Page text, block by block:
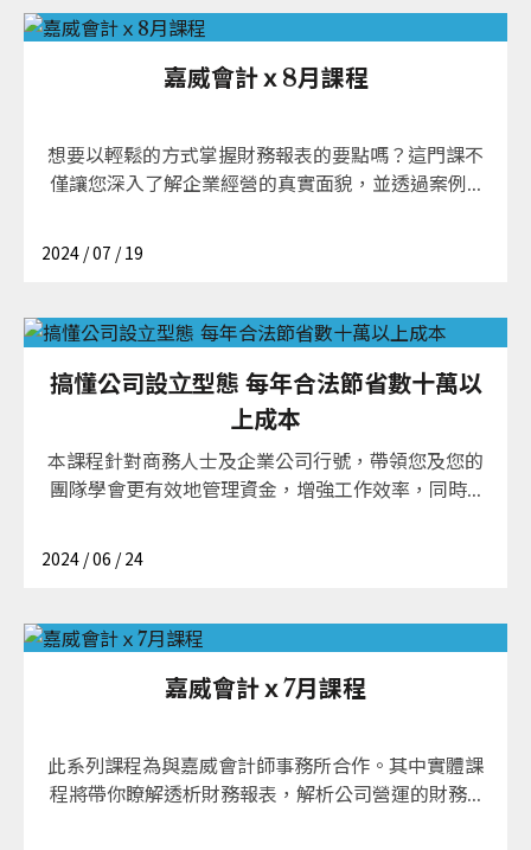
嘉威會計ｘ8月課程
想要以輕鬆的方式掌握財務報表的要點嗎？這門課不
僅讓您深入了解企業經營的真實面貌，並透過案例...
2024 / 07 / 19
搞懂公司設⽴型態 每年合法節省數十萬以
上成本
本課程針對商務人士及企業公司行號，帶領您及您的
團隊學會更有效地管理資金，增強工作效率，同時...
2024 / 06 / 24
嘉威會計ｘ7月課程
此系列課程為與嘉威會計師事務所合作。其中實體課
程將帶你瞭解透析財務報表，解析公司營運的財務...